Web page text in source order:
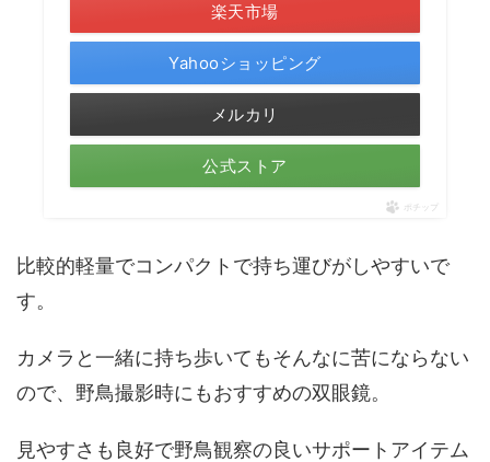
楽天市場
Yahooショッピング
メルカリ
公式ストア
ポチップ
比較的軽量でコンパクトで持ち運びがしやすいで
す。
カメラと一緒に持ち歩いてもそんなに苦にならない
ので、野鳥撮影時にもおすすめの双眼鏡。
見やすさも良好で野鳥観察の良いサポートアイテム